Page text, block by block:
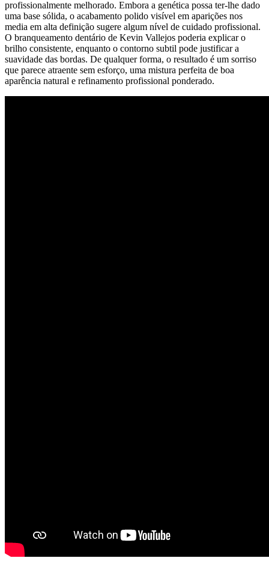
profissionalmente melhorado. Embora a genética possa ter-lhe dado
uma base sólida, o acabamento polido visível em aparições nos
media em alta definição sugere algum nível de cuidado profissional.
O branqueamento dentário de Kevin Vallejos poderia explicar o
brilho consistente, enquanto o contorno subtil pode justificar a
suavidade das bordas. De qualquer forma, o resultado é um sorriso
que parece atraente sem esforço, uma mistura perfeita de boa
aparência natural e refinamento profissional ponderado.